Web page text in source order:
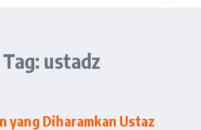
ustadz
yang Diharamkan Ustaz